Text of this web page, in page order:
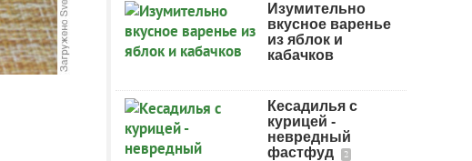
Изумительно
вкусное варенье
из яблок и
кабачков
Кесадилья с
курицей -
невредный
фастфуд
2